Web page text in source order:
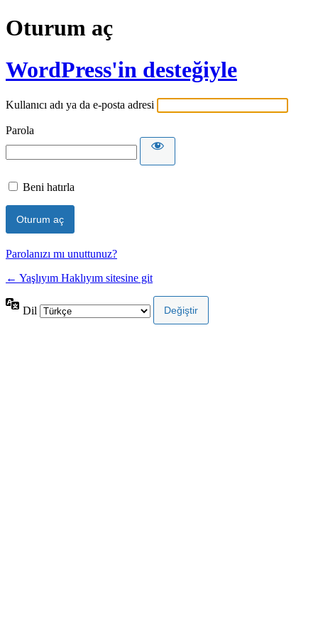
Oturum aç
WordPress'in desteğiyle
Kullanıcı adı ya da e-posta adresi
Parola
Beni hatırla
Parolanızı mı unuttunuz?
← Yaşlıyım Haklıyım sitesine git
Dil